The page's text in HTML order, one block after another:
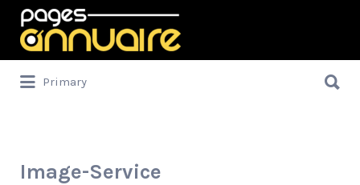
Rechercher:
Primary
Image-Service